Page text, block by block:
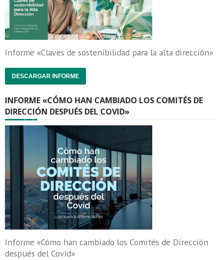
Informe «Claves de sostenibilidad para la alta dirección»
DESCARGAR INFORME
INFORME «CÓMO HAN CAMBIADO LOS COMITÉS DE
DIRECCIÓN DESPUÉS DEL COVID»
Informe «Cómo han cambiado los Comités de Dirección
después del Covid»